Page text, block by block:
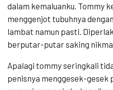
dalam kemaluanku. Tommy
menggenjot tubuhnya
lambat namun pasti.
berputar-putar saking
Apalagi tommy seringkali
penisnya menggesek-gesek